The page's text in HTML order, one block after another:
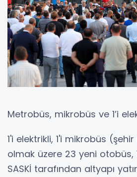
Metrobüs, mikrobüs ve 1’i
1'i elektrikli, 1'i mikrobüs
olmak üzere 23 yeni otobüs,
SASKİ tarafından altyapı